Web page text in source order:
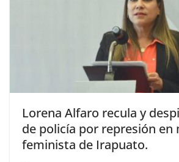
Lorena Alfaro recula y
de policía por represión en
feminista de Irapuato.